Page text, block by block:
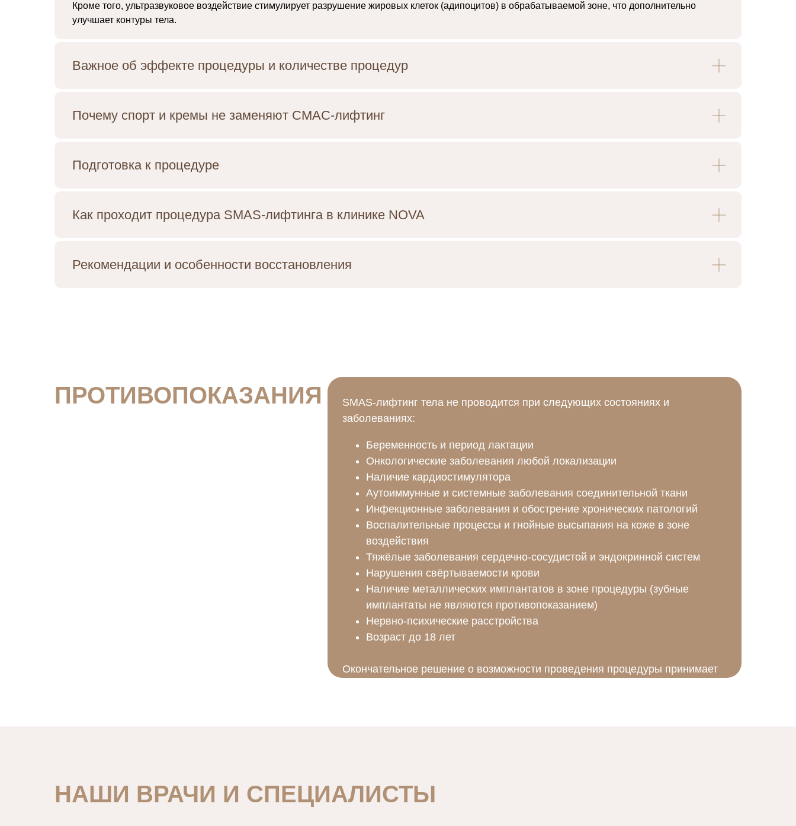
Кроме того, ультразвуковое воздействие стимулирует разрушение жировых клеток (адипоцитов) в обрабатываемой зоне, что дополнительно
улучшает контуры тела.
Важное об эффекте процедуры и количестве процедур
Почему спорт и кремы не заменяют СМАС-лифтинг
Подготовка к процедуре
Как проходит процедура SMAS-лифтинга в клинике NOVA
Рекомендации и особенности восстановления
ПРОТИВОПОКАЗАНИЯ
SMAS-лифтинг тела не проводится при следующих состояниях и
заболеваниях:
Беременность и период лактации
Онкологические заболевания любой локализации
Наличие кардиостимулятора
Аутоиммунные и системные заболевания соединительной ткани
Инфекционные заболевания и обострение хронических патологий
Воспалительные процессы и гнойные высыпания на коже в зоне
воздействия
Тяжёлые заболевания сердечно-сосудистой и эндокринной систем
Нарушения свёртываемости крови
Наличие металлических имплантатов в зоне процедуры (зубные
имплантаты не являются противопоказанием)
Нервно-психические расстройства
Возраст до 18 лет
Окончательное решение о возможности проведения процедуры принимает
НАШИ ВРАЧИ И СПЕЦИАЛИСТЫ